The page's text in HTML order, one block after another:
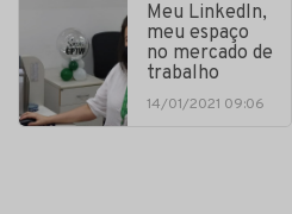
Meu LinkedIn,
meu espaço
no mercado de
trabalho
14/01/2021 09:06